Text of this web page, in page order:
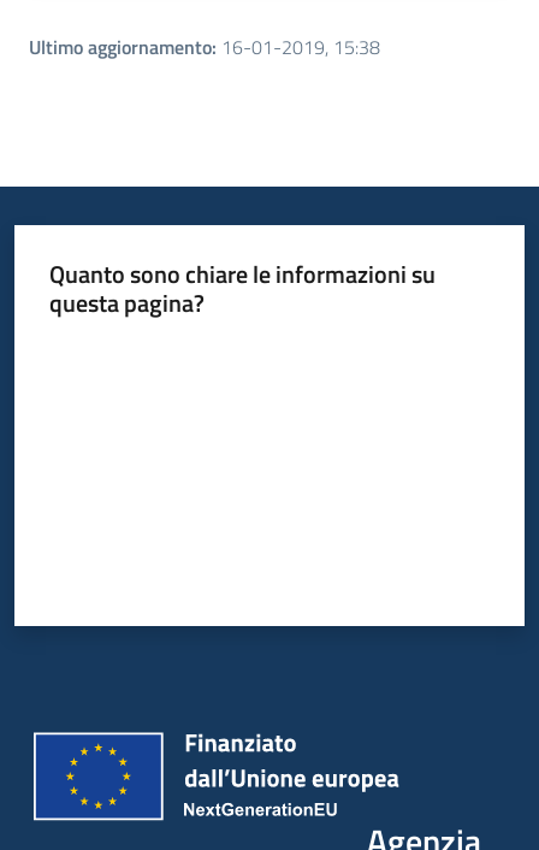
Ultimo aggiornamento: 16-01-2019, 15:38
Quanto sono chiare le informazioni su
questa pagina?